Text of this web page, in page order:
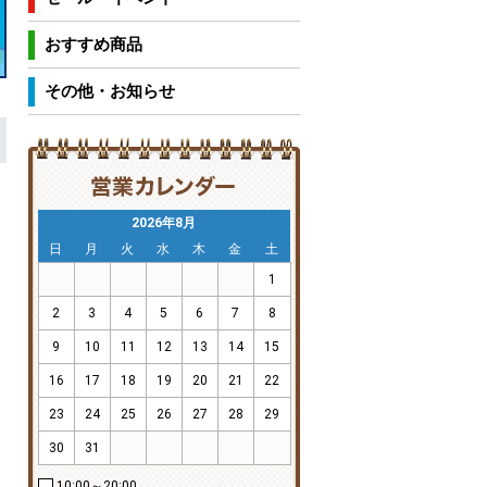
おすすめ商品
その他・お知らせ
2026年8月
日
月 火 水 木 金
土
1
2 3 4 5 6 7 8
9 10 11 12 13 14 15
16 17 18 19 20 21 22
23 24 25 26 27 28 29
30 31